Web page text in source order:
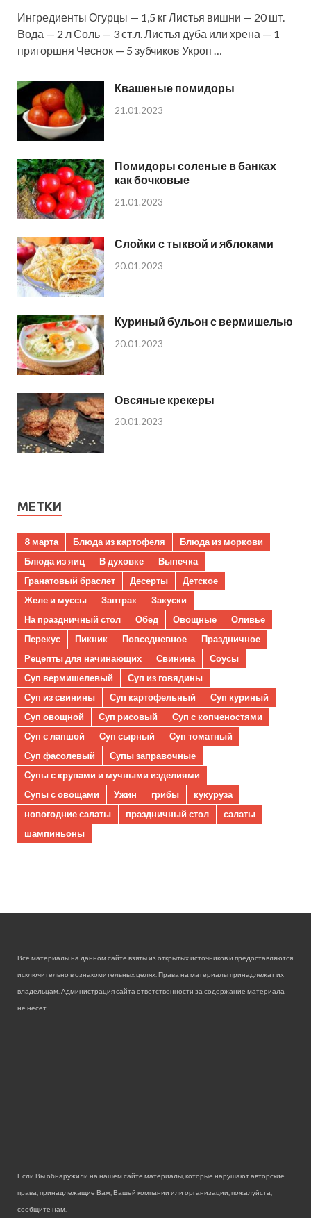
Ингредиенты Огурцы — 1,5 кг Листья вишни — 20 шт.
Вода — 2 л Соль — 3 ст.л. Листья дуба или хрена — 1
пригоршня Чеснок — 5 зубчиков Укроп …
Квашеные помидоры
21.01.2023
Помидоры соленые в банках
как бочковые
21.01.2023
Слойки с тыквой и яблоками
20.01.2023
Куриный бульон с вермишелью
20.01.2023
Овсяные крекеры
20.01.2023
МЕТКИ
8 марта Блюда из картофеля
Блюда из моркови
Блюда из яиц
В духовке
Выпечка
Гранатовый браслет
Десерты
Детское
Желе и муссы
Завтрак
Закуски
На праздничный стол
Обед Овощные
Оливье
Перекус
Пикник Повседневное
Праздничное
Рецепты для начинающих
Свинина
Соусы
Суп вермишелевый
Суп из говядины
Суп из свинины
Суп картофельный
Суп куриный
Суп овощной
Суп рисовый
Суп с копченостями
Суп с лапшой
Суп сырный
Суп томатный
Суп фасолевый
Супы заправочные
Супы с крупами и мучными изделиями
Супы с овощами
Ужин грибы
кукуруза
новогодние салаты
праздничный стол
салаты
шампиньоны
Все материалы на данном сайте взяты из открытых источников и предоставляются
исключительно в ознакомительных целях. Права на материалы принадлежат их
владельцам. Администрация сайта ответственности за содержание материала
не несет.
Если Вы обнаружили на нашем сайте материалы, которые нарушают авторские
права, принадлежащие Вам, Вашей компании или организации, пожалуйста,
сообщите нам.